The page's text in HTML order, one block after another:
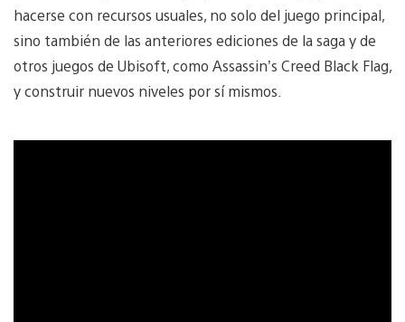
hacerse con recursos usuales, no solo del juego principal,
sino también de las anteriores ediciones de la saga y de
otros juegos de Ubisoft, como Assassin’s Creed Black Flag,
y construir nuevos niveles por sí mismos.